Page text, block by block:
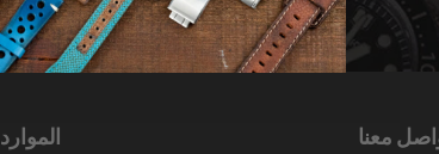
الموارد معنا